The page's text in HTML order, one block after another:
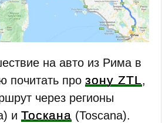
на авто из Рима в
почитать прозону ZTL,
через регионы
иТоскана (Toscana).